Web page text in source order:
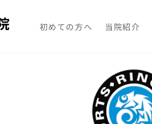
初めての方へ 当院紹介